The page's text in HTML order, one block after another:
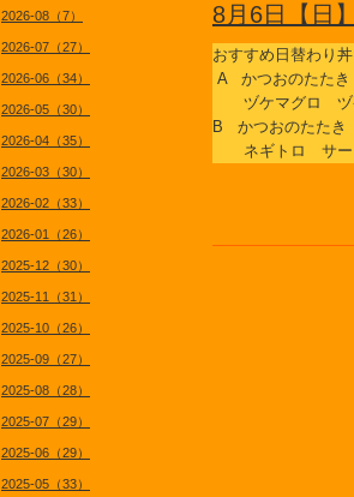
8月6日【日
おすすめ日替わり丼
A かつおのたた
ヅケマグロ ヅ
B かつおのたた
ネギトロ サー
2026-08（7）
2026-07（27）
2026-06（34）
2026-05（30）
2026-04（35）
2026-03（30）
2026-02（33）
2026-01（26）
2025-12（30）
2025-11（31）
2025-10（26）
2025-09（27）
2025-08（28）
2025-07（29）
2025-06（29）
2025-05（33）